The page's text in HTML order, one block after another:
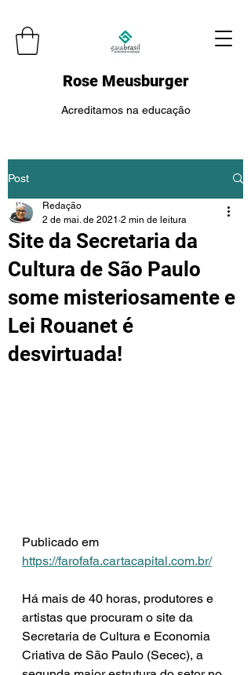
Rose Meusburger
Acreditamos na educação
Post
Site da Secretaria da
Cultura de São Paulo
some misteriosamente e
Lei Rouanet é
desvirtuada!
Redação
2 de mai. de 2021 2 min de leitura
Publicado em
https://farofafa.cartacapital.com.br/
Há mais de 40 horas, produtores e
artistas que procuram o site da
Secretaria de Cultura e Economia
Criativa de São Paulo (Secec), a